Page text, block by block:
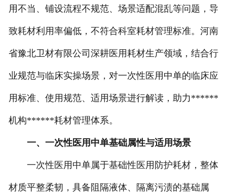
用不当、铺设流程不规范、场景适配混乱等问题，导
致耗材利用率偏低，不符合科室耗材管理标准。河南
省豫北卫材有限公司深耕医用耗材生产领域，结合行
业规范与临床实操场景，对一次性医用中单的临床应
用标准、使用规范、适用场景进行解读，助力******
机构******耗材管理体系。
一、一次性医用中单基础属性与适用场景
一次性医用中单属于基础性医用防护耗材，整体
材质平整柔韧，具备阻隔液体、隔离污渍的基础属